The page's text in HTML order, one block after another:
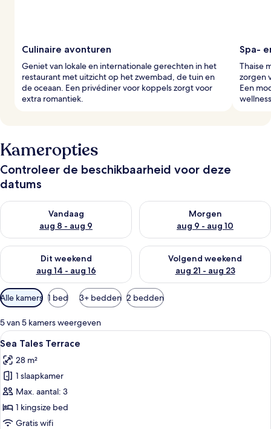
Culinaire avonturen
Geniet van lokale en internationale gerechten in het
restaurant met uitzicht op het zwembad, de tuin en
de oceaan. Een privédiner voor koppels zorgt voor
extra romantiek.
Spa-
Thaise
zorgen
Een
Kameropties
Controleer de beschikbaarheid voor deze
datums
Vandaag
aug 8 - aug 9
De beschikbaarheid controleren voor vanavond aug 8 - aug 9
Morgen
aug 9 - aug 10
De beschikbaarheid
Dit weekend
aug 14 - aug 16
De beschikbaarheid controleren voor dit weekend aug 14 -
Volgend weekend
aug 21 - aug 23
De beschikbaarheid
Beschikbare
filters
voor
kamers
Alle kamers 1 bed 3+ bedden 2 bedden
5 van 5 kamers weergeven
Alle
foto's
voor
Sea
Tales
Terrace
laden
Een moderne hotelkamer met een
14
Sea Tales Terrace
28 m²
1 slaapkamer
Max. aantal: 3
1 kingsize bed
Gratis wifi